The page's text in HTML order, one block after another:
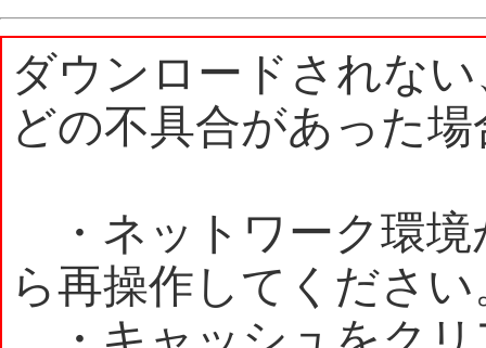
ダウンロードされな
どの不具合があった
・ネットワーク環境
ら再操作してください